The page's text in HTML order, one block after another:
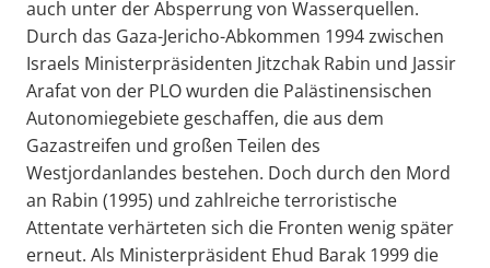
auch unter der Absperrung von Wasserquellen.
Durch das Gaza-Jericho-Abkommen 1994 zwischen
Israels Ministerpräsidenten Jitzchak Rabin und Jassir
Arafat von der PLO wurden die Palästinensischen
Autonomiegebiete geschaffen, die aus dem
Gazastreifen und großen Teilen des
Westjordanlandes bestehen. Doch durch den Mord
an Rabin (1995) und zahlreiche terroristische
Attentate verhärteten sich die Fronten wenig später
erneut. Als Ministerpräsident Ehud Barak 1999 die